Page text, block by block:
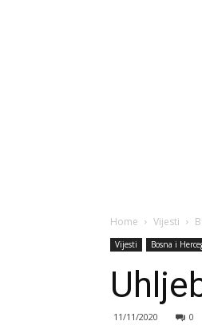
Home Vijesti
Vijesti Bosna i
11/11/2020 0